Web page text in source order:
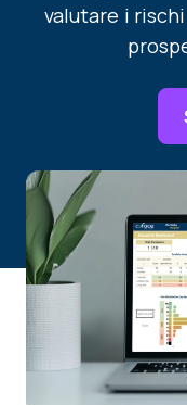
valutare i